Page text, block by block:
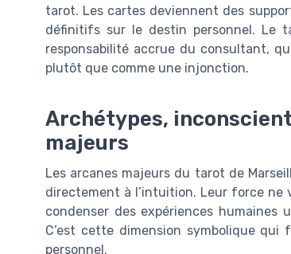
tarot. Les cartes deviennent des
définitifs sur le destin personnel. Le
responsabilité accrue du consultant,
plutôt que comme une injonction.
Archétypes,
majeurs
Les arcanes majeurs du tarot de
directement à l’intuition. Leur force ne
condenser des expériences humaines
C’est cette dimension symbolique
personnel.